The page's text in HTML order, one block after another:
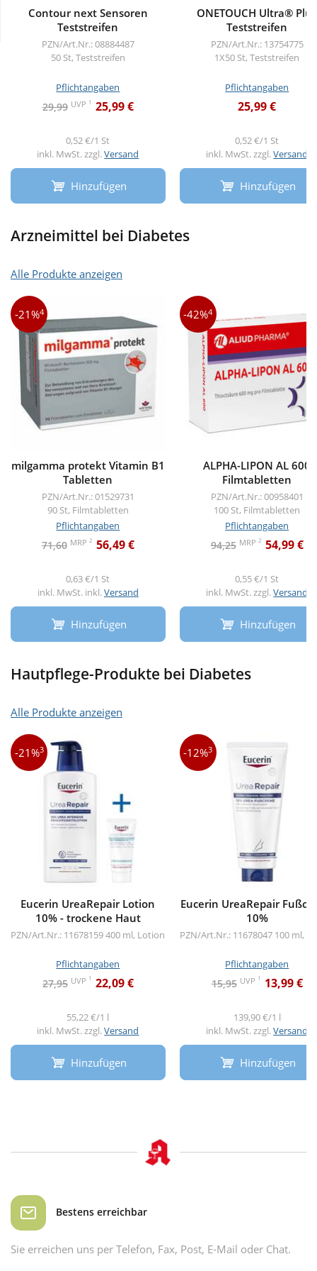
Contour next Sensoren
Teststreifen
PZN/Art.Nr.: 08884487
50 St, Teststreifen
Pflichtangaben
29,99 UVP 1 25,99 €
0,52 €/1 St
inkl. MwSt. zzgl.Versand
Hinzufügen
ONETOUCH Ultra® Plus
Teststreifen
PZN/Art.Nr.: 13754775
1X50 St, Teststreifen
Pflichtangaben
25,99 €
0,52 €/1 St
inkl. MwSt. zzgl.Versand
Hinzufügen
Arzneimittel bei Diabetes
Alle Produkte anzeigen
-21%4
milgamma protekt Vitamin B1
Tabletten
PZN/Art.Nr.: 01529731
90 St, Filmtabletten
Pflichtangaben
71,60 MRP 2 56,49 €
0,63 €/1 St
inkl. MwSt. inkl.Versand
Hinzufügen
-42%4
ALPHA-LIPON AL 600
Filmtabletten
PZN/Art.Nr.: 00958401
100 St, Filmtabletten
Pflichtangaben
94,25 MRP 2 54,99 €
0,55 €/1 St
inkl. MwSt. zzgl.Versand
Hinzufügen
Hautpflege-Produkte bei Diabetes
Alle Produkte anzeigen
-21%3
Eucerin UreaRepair Lotion
10% - trockene Haut
PZN/Art.Nr.: 11678159400 ml, Lotion
Pflichtangaben
27,95 UVP 1 22,09 €
55,22 €/1 l
inkl. MwSt. zzgl.Versand
Hinzufügen
-12%3
Eucerin UreaRepair
10%
PZN/Art.Nr.: 11678047 100 ml,
Pflichtangaben
15,95 UVP 1 13,99 €
139,90 €/1 l
inkl. MwSt. zzgl.Versand
Hinzufügen
Bestens erreichbar
Sie erreichen uns per Telefon, Fax, Post, E-Mail oder Chat.